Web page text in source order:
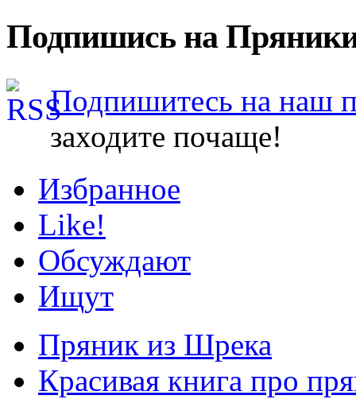
Подпишись на
Подпишитесь на наш
заходите почаще!
Избранное
Like!
Обсуждают
Ищут
Пряник из Шрека
Красивая книга про